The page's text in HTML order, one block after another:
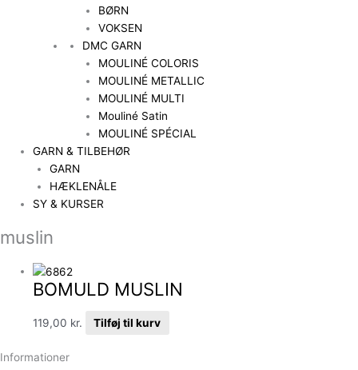
BØRN
VOKSEN
DMC GARN
MOULINÉ COLORIS
MOULINÉ METALLIC
MOULINÉ MULTI
Mouliné Satin
MOULINÉ SPÉCIAL
GARN & TILBEHØR
GARN
HÆKLENÅLE
SY & KURSER
muslin
BOMULD MUSLIN
119,00 kr. Tilføj til kurv
Informationer